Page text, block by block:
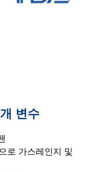
변수
로 가스레인지 및